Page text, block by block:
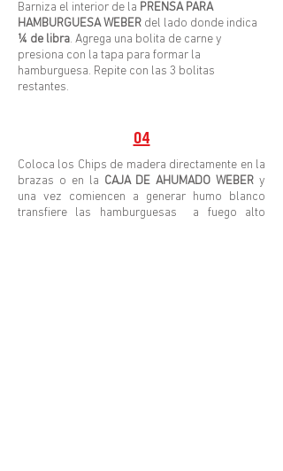
Barniza el interior de la PRENSA PARA
HAMBURGUESA WEBER del lado donde indica
¼ de libra. Agrega una bolita de carne y
presiona con la tapa para formar la
hamburguesa. Repite con las 3 bolitas
restantes.
04
Coloca los Chips de madera directamente en la
brazas o en la CAJA DE AHUMADO WEBER y
una vez comiencen a generar humo blanco
transfiere las hamburguesas a fuego alto